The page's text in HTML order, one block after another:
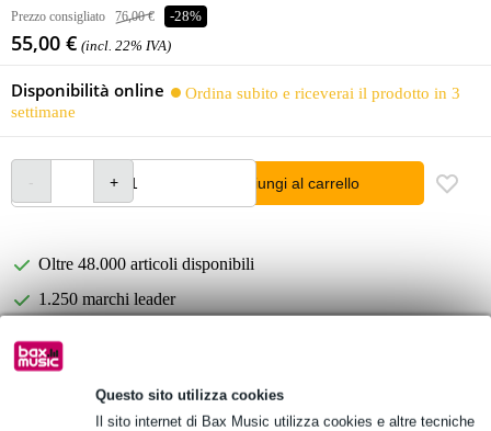
Questo sito utilizza cookies
Il sito internet di Bax Music utilizza cookies e altre tecniche
Prezzo consigliato 76,00 € -28%
55,00 € (incl. 22% IVA)
Disponibilità online
Ordina subito e riceverai il prodotto in 3
settimane
Aggiungi al carrello
Oltre 48.000 articoli disponibili
1.250 marchi leader
Informazioni sul prodotto
Hercules HDP DJ60